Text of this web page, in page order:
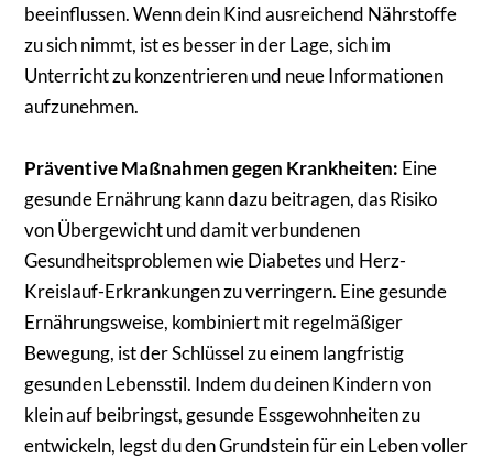
beeinflussen. Wenn dein Kind ausreichend Nährstoffe
zu sich nimmt, ist es besser in der Lage, sich im
Unterricht zu konzentrieren und neue Informationen
aufzunehmen.
Präventive Maßnahmen gegen Krankheiten: Eine
gesunde Ernährung kann dazu beitragen, das Risiko
von Übergewicht und damit verbundenen
Gesundheitsproblemen wie Diabetes und Herz-
Kreislauf-Erkrankungen zu verringern. Eine gesunde
Ernährungsweise, kombiniert mit regelmäßiger
Bewegung, ist der Schlüssel zu einem langfristig
gesunden Lebensstil. Indem du deinen Kindern von
klein auf beibringst, gesunde Essgewohnheiten zu
entwickeln, legst du den Grundstein für ein Leben voller